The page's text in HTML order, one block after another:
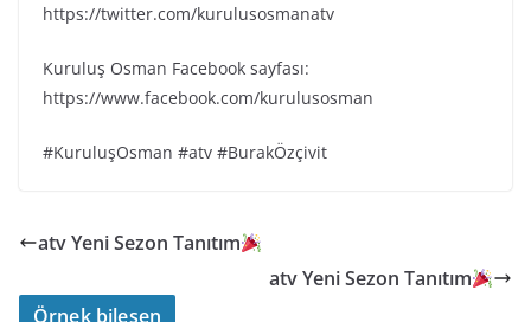
https://twitter.com/kurulusosmanatv
Kuruluş Osman Facebook sayfası:
https://www.facebook.com/kurulusosman
#KuruluşOsman #atv #BurakÖzçivit
atv Yeni Sezon Tanıtım
atv Yeni Sezon Tanıtım
Örnek bileşen